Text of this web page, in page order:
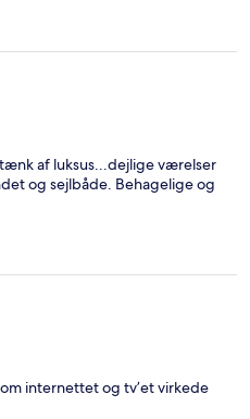
af luksus...dejlige værelser
og sejlbåde. Behagelige og
internettet og tv’et virkede